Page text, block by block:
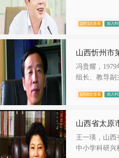
12671次查看 加入时
山西忻州市
冯贵耀，
组长、教导副
12538次查看 加入时
山西省太原
王一瑛，山西
中小学科研兴